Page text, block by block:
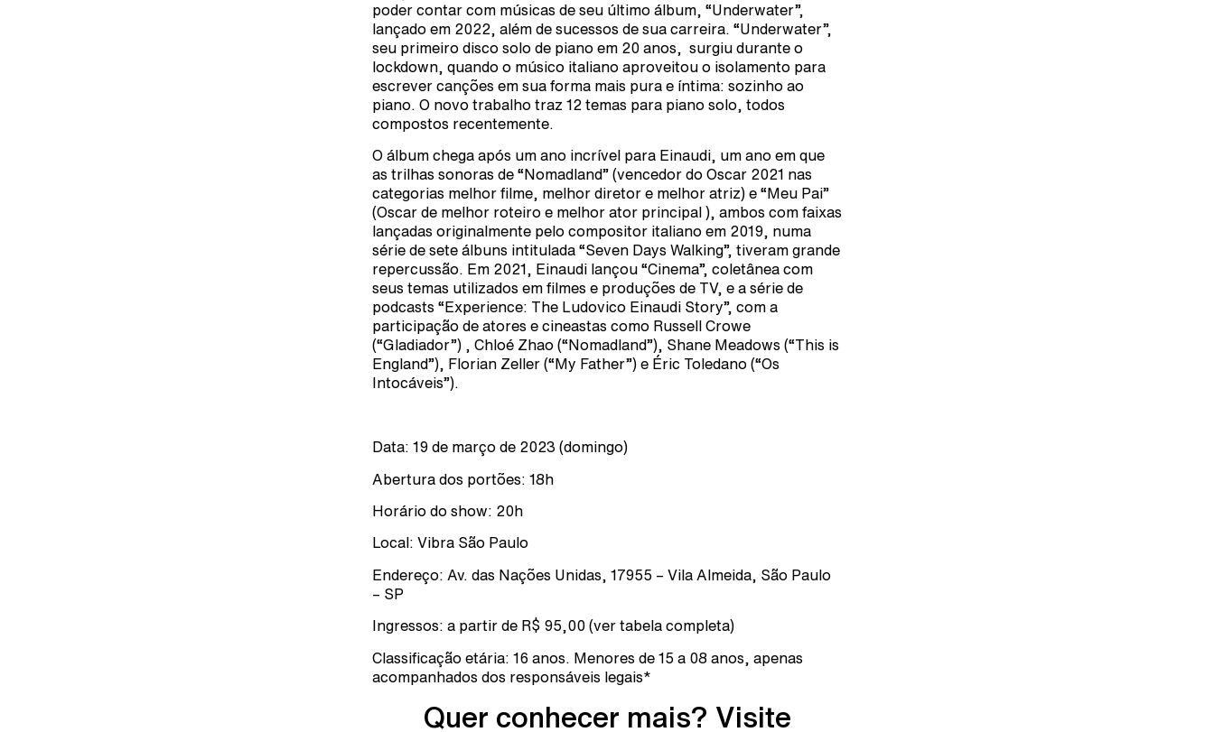
poder contar com músicas de seu último álbum, “Underwater”,
lançado em 2022, além de sucessos de sua carreira. “Underwater”,
seu primeiro disco solo de piano em 20 anos, surgiu durante o
lockdown, quando o músico italiano aproveitou o isolamento para
escrever canções em sua forma mais pura e íntima: sozinho ao
piano. O novo trabalho traz 12 temas para piano solo, todos
compostos recentemente.
O álbum chega após um ano incrível para Einaudi, um ano em que
as trilhas sonoras de “Nomadland” (vencedor do Oscar 2021 nas
categorias melhor filme, melhor diretor e melhor atriz) e “Meu Pai”
(Oscar de melhor roteiro e melhor ator principal ), ambos com faixas
lançadas originalmente pelo compositor italiano em 2019, numa
série de sete álbuns intitulada “Seven Days Walking”, tiveram grande
repercussão. Em 2021, Einaudi lançou “Cinema”, coletânea com
seus temas utilizados em filmes e produções de TV, e a série de
podcasts “Experience: The Ludovico Einaudi Story”, com a
participação de atores e cineastas como Russell Crowe
(“Gladiador”) , Chloé Zhao (“Nomadland”), Shane Meadows (“This is
England”), Florian Zeller (“My Father”) e Éric Toledano (“Os
Intocáveis”).
Data: 19 de março de 2023 (domingo)
Abertura dos portões: 18h
Horário do show: 20h
Local: Vibra São Paulo
Endereço: Av. das Nações Unidas, 17955 – Vila Almeida, São Paulo
– SP
Ingressos: a partir de R$ 95,00 (ver tabela completa)
Classificação etária: 16 anos. Menores de 15 a 08 anos, apenas
acompanhados dos responsáveis legais*
Quer conhecer mais? Visite